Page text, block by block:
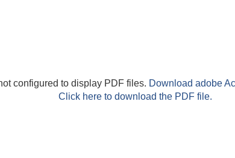
configured to display PDF files. Download adobe
Click here to download the PDF file.